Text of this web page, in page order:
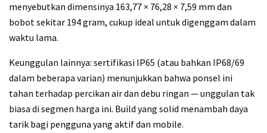
menyebutkan dimensinya 163,77 × 76,28 × 7,59 mm dan
bobot sekitar 194 gram, cukup ideal untuk digenggam dalam
waktu lama.
Keunggulan lainnya: sertifikasi IP65 (atau bahkan IP68/69
dalam beberapa varian) menunjukkan bahwa ponsel ini
tahan terhadap percikan air dan debu ringan — unggulan tak
biasa di segmen harga ini. Build yang solid menambah daya
tarik bagi pengguna yang aktif dan mobile.